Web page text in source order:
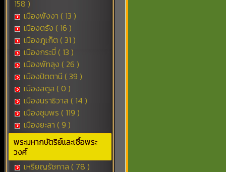
158 )
เมืองพังงา ( 13 )
เมืองตรัง ( 16 )
เมืองภูเก็ต ( 31 )
เมืองกระบี่ ( 13 )
เมืองพัทลุง ( 26 )
เมืองปัตตานี ( 39 )
เมืองสตูล ( 0 )
เมืองนราธิวาส ( 14 )
เมืองชุมพร ( 119 )
เมืองยะลา ( 9 )
พระมหากษัตริย์และเชื้อพระ
วงศ์
เหรียญรัชกาล ( 78 )